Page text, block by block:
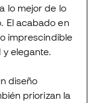
lo mejor de lo
El acabado en
imprescindible
elegante.
diseño
priorizan la